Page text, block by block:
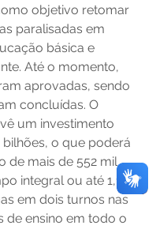
objetivo retomar
paralisadas em
básica e
Até o momento,
aprovadas, sendo
concluídas. O
um investimento
bilhões, o que poderá
de mais de 552 mil
integral ou até 1,1
em dois turnos nas
de ensino em todo o